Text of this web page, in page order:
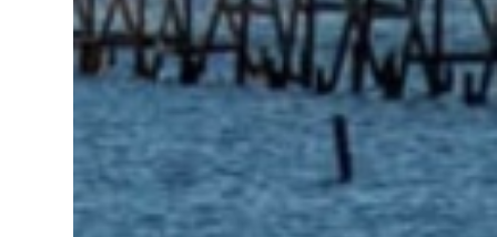
padecido. El relato tiene morriña, saudades,
el canto a Galicia, tierra de los padres y
ancestros que llegaron a integrar la inmensa
masa de inmigrantes que ar...